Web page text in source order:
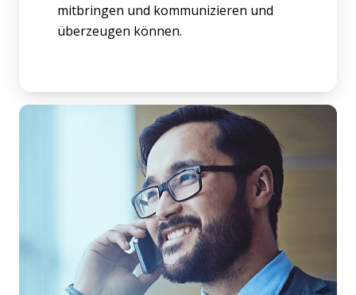
mitbringen und kommunizieren und
überzeugen können.